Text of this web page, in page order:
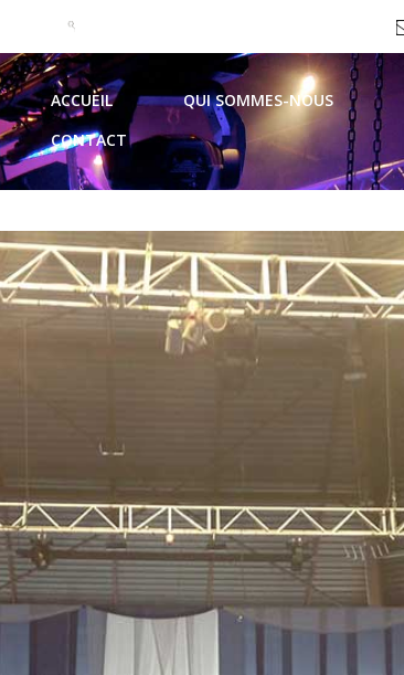
09 51 99 93 62 / 06 69 10 44 21
ACCUEIL QUI SOMMES-NOUS
CONTACT